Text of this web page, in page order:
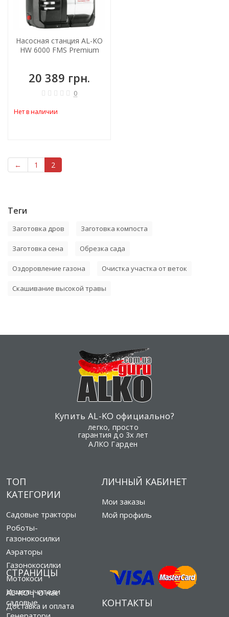
Насосная станция AL-KO
HW 6000 FMS Premium
20 389 грн.
0
Нет в наличии
← 1 2
Теги
Заготовка дров Заготовка компоста
Заготовка сена Обрезка сада
Оздоровление газона Очистка участка от веток
Скашивание высокой травы
Купить AL-KO официально?
легко, просто
гарантия до 3х лет
АЛКО Гарден
ТОП
КАТЕГОРИИ
Садовые тракторы
Роботы-
газонокосилки
Аэраторы
Газонокосилки
Мотокоси
Измельчители
садовые
СТРАНИЦЫ
AL-KO | О нас
Доставка и оплата
ЛИЧНЫЙ КАБИНЕТ
Мои заказы
Мой профиль
КОНТАКТЫ